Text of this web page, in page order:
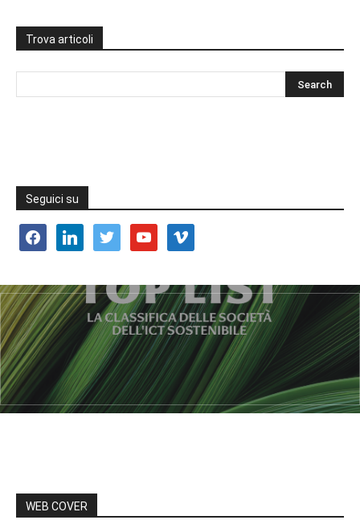
Trova articoli
Seguici su
facebooklinkedin twitter youtube vimeo
WEB COVER